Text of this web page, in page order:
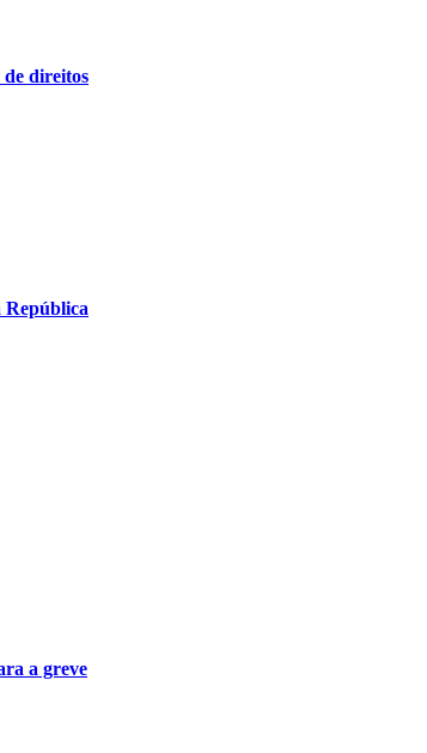
de direitos
República
a greve